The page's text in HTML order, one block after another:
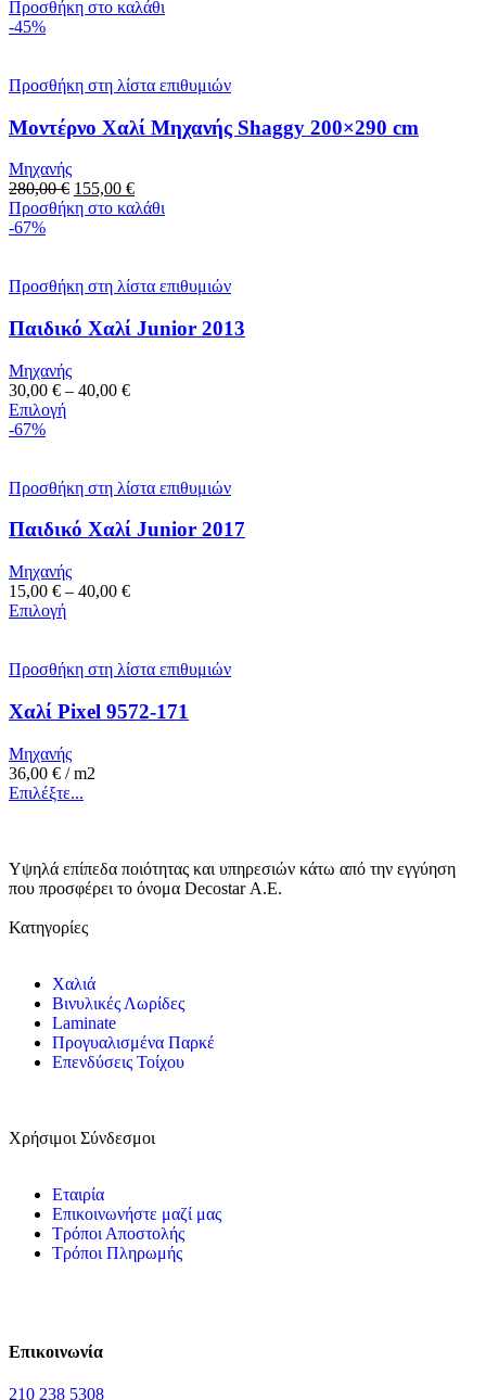
Προσθήκη στο καλάθι
-45%
Προσθήκη στη λίστα επιθυμιών
Μοντέρνο Χαλί Μηχανής Shaggy 200×290 cm
Μηχανής
280,00€ 155,00 €
Προσθήκη στο καλάθι
-67%
Προσθήκη στη λίστα επιθυμιών
Παιδικό Χαλί Junior 2013
Μηχανής
30,00 € – 40,00 €
Επιλογή
-67%
Προσθήκη στη λίστα επιθυμιών
Παιδικό Χαλί Junior 2017
Μηχανής
15,00 € – 40,00 €
Επιλογή
Προσθήκη στη λίστα επιθυμιών
Χαλί Pixel 9572-171
Μηχανής
36,00 € / m2
Επιλέξτε...
Υψηλά επίπεδα ποιότητας και υπηρεσιών κάτω από την εγγύηση
που προσφέρει το όνομα Decostar Α.Ε.
Κατηγορίες
Χαλιά
Βινυλικές Λωρίδες
Laminate
Προγυαλισμένα Παρκέ
Επενδύσεις Τοίχου
Χρήσιμοι Σύνδεσμοι
Εταιρία
Επικοινωνήστε μαζί μας
Τρόποι Αποστολής
Τρόποι Πληρωμής
Επικοινωνία
210 238 5308